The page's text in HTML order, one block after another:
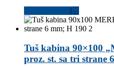
Tuš kabina 90×100
proz. st. sa tri strane